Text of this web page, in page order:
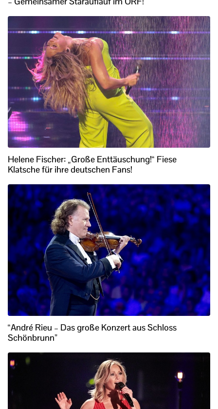
Helene Fischer: „Große Enttäuschung!“ Fiese
Klatsche für ihre deutschen Fans!
“André Rieu – Das große Konzert aus Schloss
Schönbrunn”